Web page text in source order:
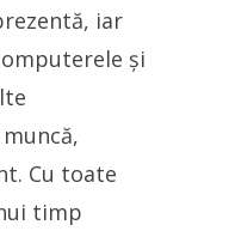
iar
și
Cu toate
timp